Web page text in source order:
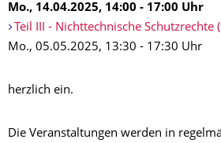
Mo., 14.04.2025, 14:00 - 17:00 Uhr
Teil III - Nichttechnische Schutzrechte
Mo., 05.05.2025, 13:30 - 17:30 Uhr
herzlich ein.
Die Veranstaltungen werden in